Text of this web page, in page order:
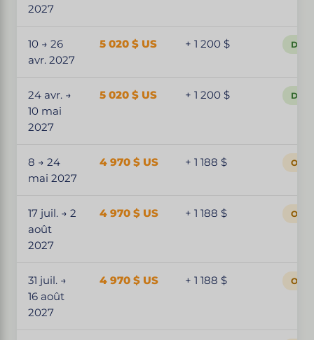
2027
10 → 26
avr. 2027
5 020 $ US + 1 200 $
24 avr. →
10 mai
2027
5 020 $ US + 1 200 $
8 → 24
mai 2027
4 970 $ US + 1 188 $
17 juil. → 2
août
2027
4 970 $ US + 1 188 $
31 juil. →
16 août
2027
4 970 $ US + 1 188 $